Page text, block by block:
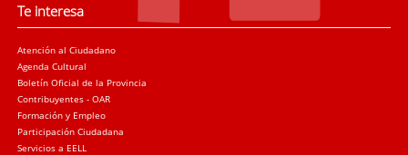
Te interesa
Atención al Ciudadano
Agenda Cultural
Boletín Oficial de la Provincia
Contribuyentes - OAR
Formación y Empleo
Participación Ciudadana
Servicios a EELL